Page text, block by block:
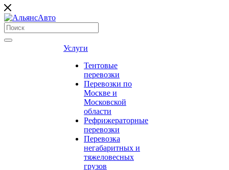
Услуги
Тентовые
перевозки
Перевозки по
Москве и
Московской
области
Рефрижераторные
перевозки
Перевозка
негабаритных и
тяжеловесных
грузов